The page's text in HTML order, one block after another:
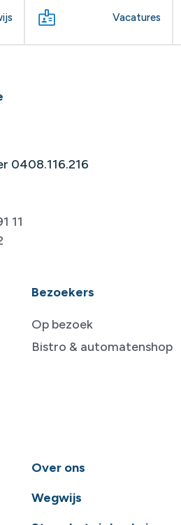
Vacatures
0408.116.216
11
Bezoekers
Op bezoek
Bistro & automatenshop
Over ons
Wegwijs